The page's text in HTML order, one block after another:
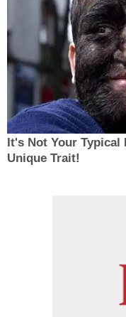
It's Not Your
Unique Trait!